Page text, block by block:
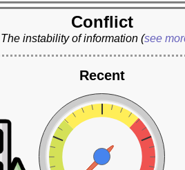
Conflict
The instability of information (see
Recent